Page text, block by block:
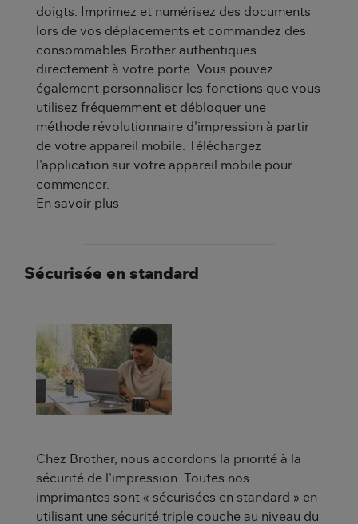
doigts. Imprimez et numérisez des documents
lors de vos déplacements et commandez des
consommables Brother authentiques
directement à votre porte. Vous pouvez
également personnaliser les fonctions que vous
utilisez fréquemment et débloquer une
méthode révolutionnaire d'impression à partir
de votre appareil mobile. Téléchargez
l'application sur votre appareil mobile pour
commencer.
En savoir plus
Sécurisée en standard
Chez Brother, nous accordons la priorité à la
sécurité de l'impression. Toutes nos
imprimantes sont « sécurisées en standard » en
utilisant une sécurité triple couche au niveau du